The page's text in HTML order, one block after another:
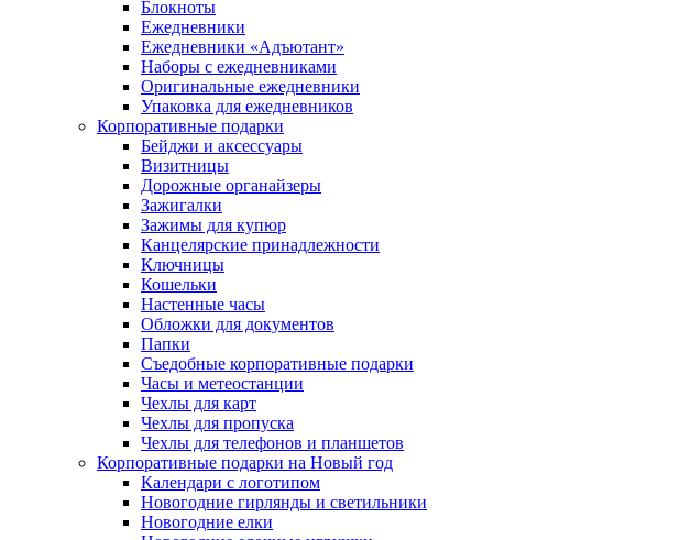
Блокноты
Ежедневники
Ежедневники «Адъютант»
Наборы с ежедневниками
Оригинальные ежедневники
Упаковка для ежедневников
Корпоративные подарки
Бейджи и аксессуары
Визитницы
Дорожные органайзеры
Зажигалки
Зажимы для купюр
Канцелярские принадлежности
Ключницы
Кошельки
Настенные часы
Обложки для документов
Папки
Съедобные корпоративные подарки
Часы и метеостанции
Чехлы для карт
Чехлы для пропуска
Чехлы для телефонов и планшетов
Корпоративные подарки на Новый год
Календари с логотипом
Новогодние гирлянды и светильники
Новогодние елки